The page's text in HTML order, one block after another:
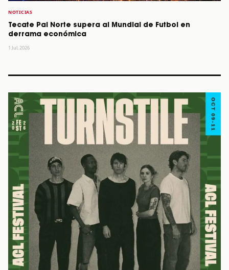
NOTICIAS
Tecate Pal Norte supera al Mundial de Futbol en
derrama económica
1 Jul, 2026